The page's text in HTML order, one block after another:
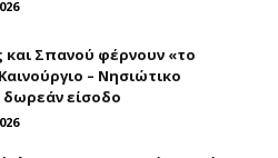
και Σπανού φέρνουν «το
– Νησιώτικο
δωρεάν είσοδο